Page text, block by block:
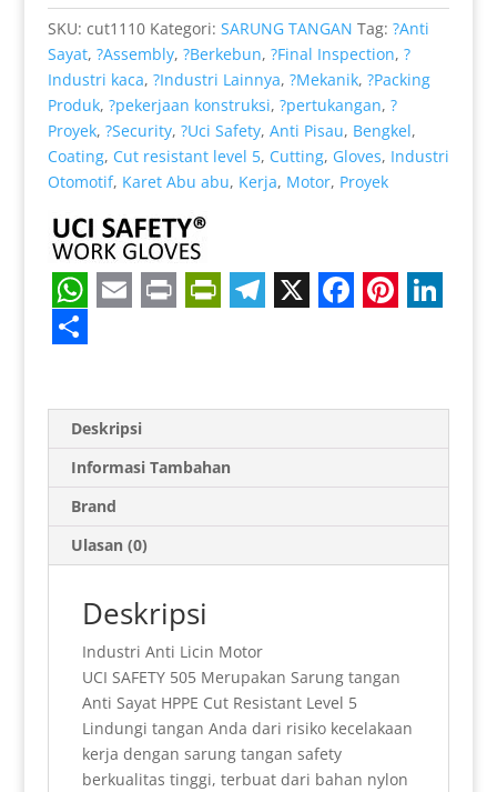
SKU: cut1110 Kategori: SARUNG TANGAN Tag: ?Anti
Sayat, ?Assembly, ?Berkebun, ?Final Inspection, ?
Industri kaca, ?Industri Lainnya, ?Mekanik, ?Packing
Produk, ?pekerjaan konstruksi, ?pertukangan, ?
Proyek, ?Security, ?Uci Safety, Anti Pisau, Bengkel,
Coating, Cut resistant level 5, Cutting, Gloves, Industri
Otomotif, Karet Abu abu, Kerja, Motor, Proyek
W
h
a
A
p
p
a
i
l
i
n
t
i
t
F
r
i
e
n
d
l
y
l
g
r
a
m
c
o
o
k
n
r
e
s
n
d
I
n
h
e
Deskripsi
Informasi Tambahan
Brand
Ulasan (0)
Deskripsi
Industri Anti Licin Motor
UCI SAFETY 505 Merupakan Sarung tangan
Anti Sayat HPPE Cut Resistant Level 5
Lindungi tangan Anda dari risiko kecelakaan
kerja dengan sarung tangan safety
berkualitas tinggi, terbuat dari bahan nylon